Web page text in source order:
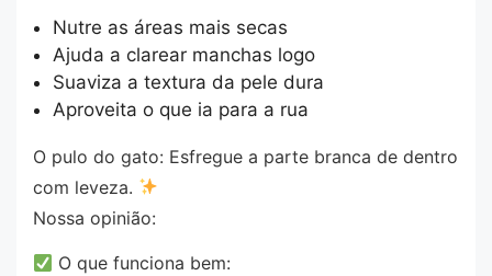
Nutre as áreas mais secas
Ajuda a clarear manchas logo
Suaviza a textura da pele dura
Aproveita o que ia para a rua
O pulo do gato: Esfregue a parte branca de dentro
com leveza.
Nossa opinião:
O que funciona bem: